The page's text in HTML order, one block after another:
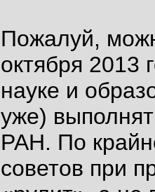
Пожалуй,
октября 2013
науке и
уже)
РАН. По
советов при